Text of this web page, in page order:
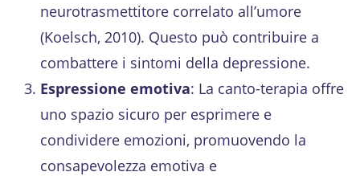
neurotrasmettitore correlato all’umore
(Koelsch, 2010). Questo può contribuire a
combattere i sintomi della depressione.
Espressione emotiva: La canto-terapia offre
uno spazio sicuro per esprimere e
condividere emozioni, promuovendo la
consapevolezza emotiva e